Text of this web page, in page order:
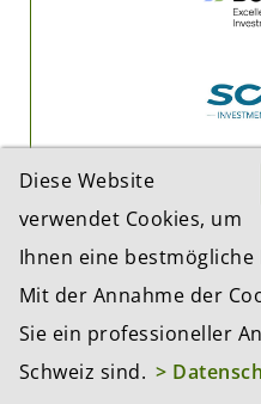
Diese Website
verwendet Cookies, um
Ihnen eine
Mit der Annahme der
Sie ein professioneller
Schweiz sind. >